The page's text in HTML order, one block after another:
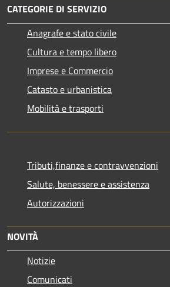
CATEGORIE DI SERVIZIO
Anagrafe e stato civile
Cultura e tempo libero
Imprese e Commercio
Catasto e urbanistica
Mobilità e trasporti
Tributi,finanze e contravvenzioni
Salute, benessere e assistenza
Autorizzazioni
NOVITÀ
Notizie
Comunicati